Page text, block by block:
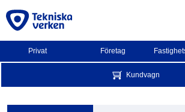
Privat Företag
Kundvagn